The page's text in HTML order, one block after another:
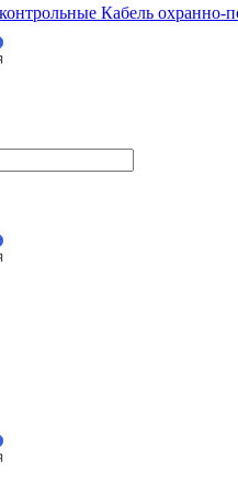
Кабель охранно-